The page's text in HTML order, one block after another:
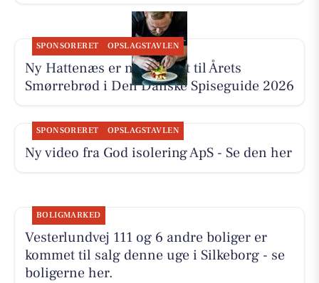
SPONSORERET OPSLAGSTAVLEN
Ny Hattenæs er nomineret til Årets
Smørrebrød i Den Danske Spiseguide 2026
SPONSORERET OPSLAGSTAVLEN
Ny video fra God isolering ApS - Se den her
BOLIGMARKED
Vesterlundvej 111 og 6 andre boliger er
kommet til salg denne uge i Silkeborg - se
boligerne her.